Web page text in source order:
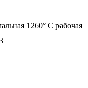
1260° С рабочая